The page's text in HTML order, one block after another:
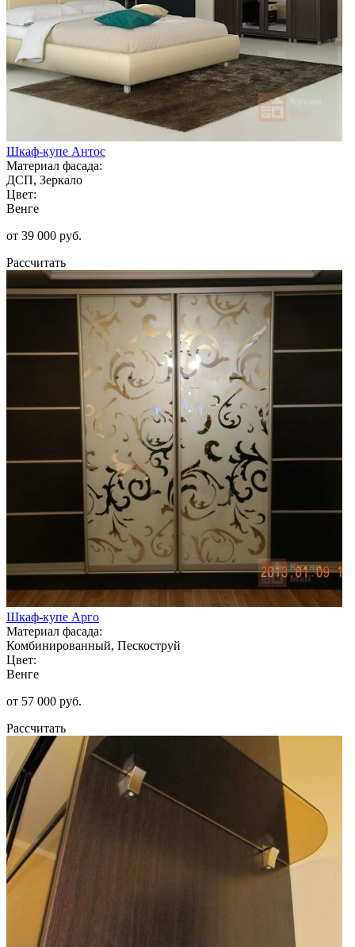
Шкаф-купе Антос
Материал фасада:
ДСП, Зеркало
Цвет:
Венге
от 39 000 руб.
Рассчитать
Шкаф-купе Арго
Материал фасада:
Комбинированный, Пескоструй
Цвет:
Венге
от 57 000 руб.
Рассчитать